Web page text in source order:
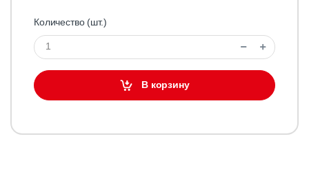
Количество (шт.)
В корзину